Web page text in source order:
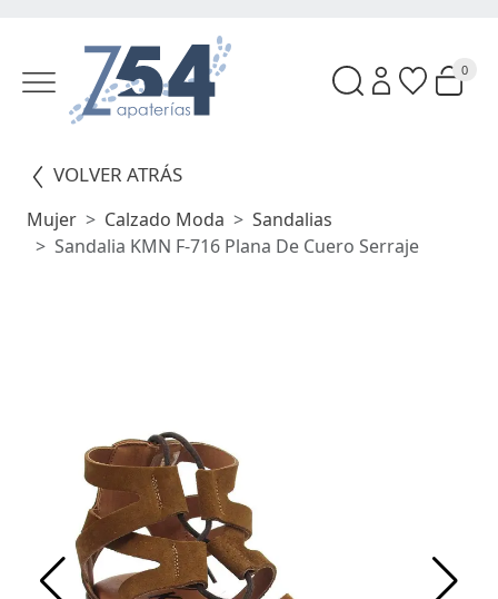
0
VOLVER ATRÁS
Mujer Calzado Moda
Sandalias
Sandalia KMN F-716 Plana De Cuero Serraje